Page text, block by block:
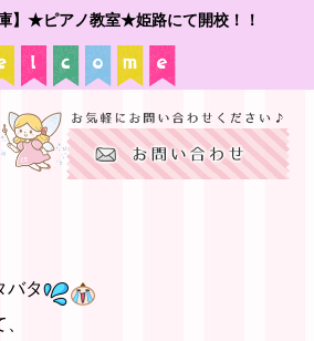
】★ピアノ教室★姫路にて開校！！
バタ